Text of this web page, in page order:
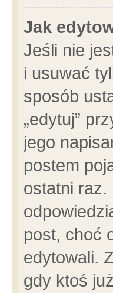
Jak
Jeśli nie
i usuwać
sposób
„edytuj”
jego
postem
ostatni raz.
post, choć
edytowali.
gdy ktoś